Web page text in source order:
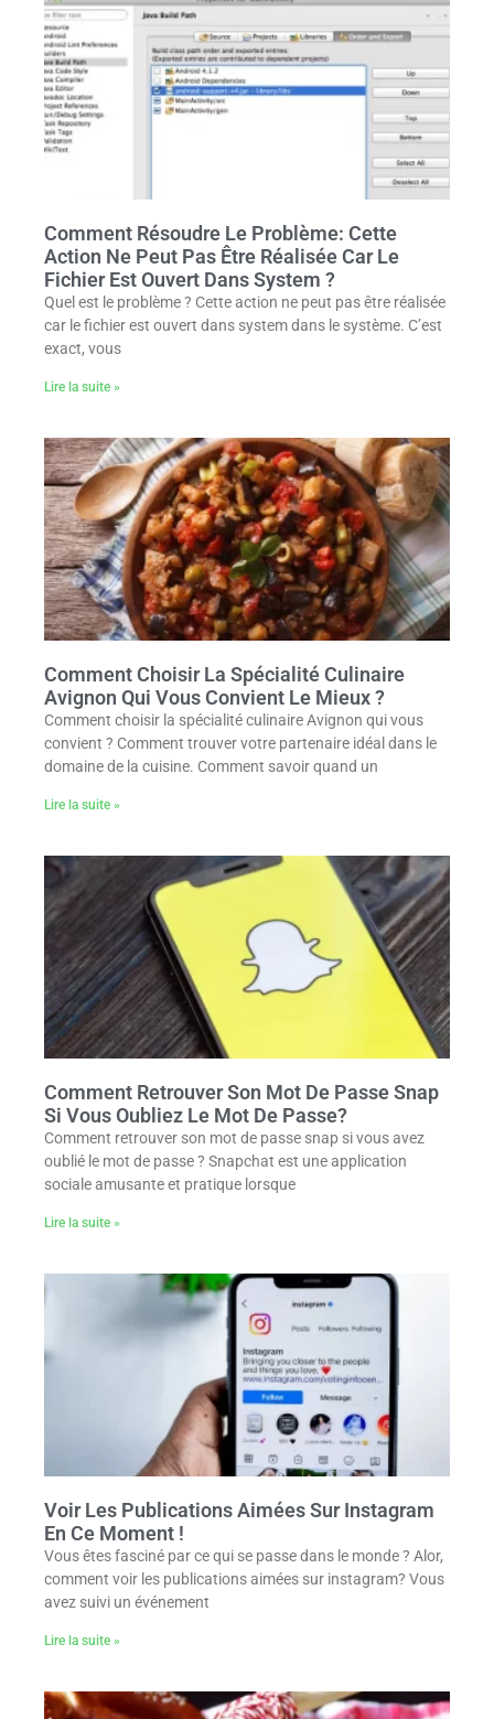
Comment Résoudre Le Problème: Cette
Action Ne Peut Pas Être Réalisée Car Le
Fichier Est Ouvert Dans System ?
Quel est le problème ? Cette action ne peut pas être réalisée
car le fichier est ouvert dans system dans le système. C’est
exact, vous
Lire la suite »
Comment Choisir La Spécialité Culinaire
Avignon Qui Vous Convient Le Mieux ?
Comment choisir la spécialité culinaire Avignon qui vous
convient ? Comment trouver votre partenaire idéal dans le
domaine de la cuisine. Comment savoir quand un
Lire la suite »
Comment Retrouver Son Mot De Passe Snap
Si Vous Oubliez Le Mot De Passe?
Comment retrouver son mot de passe snap si vous avez
oublié le mot de passe ? Snapchat est une application
sociale amusante et pratique lorsque
Lire la suite »
Voir Les Publications Aimées Sur Instagram
En Ce Moment !
Vous êtes fasciné par ce qui se passe dans le monde ? Alor,
comment voir les publications aimées sur instagram? Vous
avez suivi un événement
Lire la suite »